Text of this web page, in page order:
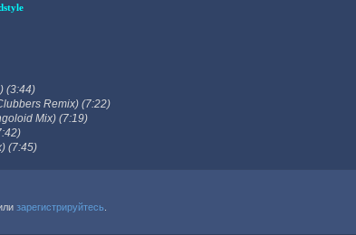
(3:44)
Remix) (7:22)
Mix) (7:19)
(7:45)
зарегистрируйтесь